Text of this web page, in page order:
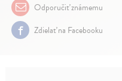
Odporučiť známemu
Zdielať na Facebooku